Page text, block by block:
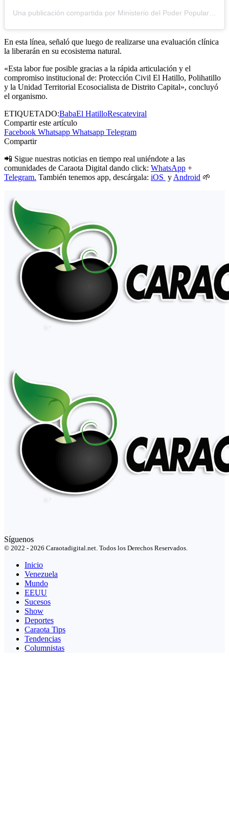
En esta línea, señaló que luego de realizarse una evaluación clínica
la liberarán en su ecosistema natural.
«Esta labor fue posible gracias a la rápida articulación y el
compromiso institucional de: Protección Civil El Hatillo, Polihatillo
y la Unidad Territorial Ecosocialista de Distrito Capital», concluyó
el organismo.
ETIQUETADO:BabaEl HatilloRescateviral
Compartir este artículo
Facebook Whatsapp Whatsapp Telegram
Compartir
📲 Sigue nuestras noticias en tiempo real uniéndote a las
comunidades de Caraota Digital dando click: WhatsApp +
Telegram. También tenemos app, descárgala: iOS y Android 🌱
Síguenos
© 2022 - 2026 Caraotadigital.net. Todos los Derechos Reservados.
Inicio
Venezuela
Mundo
EEUU
Sucesos
Show
Deportes
Caraota Tips
Tendencias
Columnistas